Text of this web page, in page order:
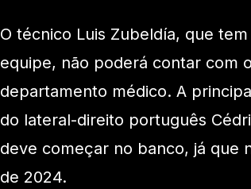
O técnico Luis Zubeldía, que
equipe, não poderá contar com
departamento médico. A
do lateral-direito português
deve começar no banco, já que
de 2024.